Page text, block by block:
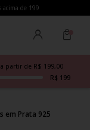
acima de 199
partir de R$ 199,00
R$ 199
em Prata 925